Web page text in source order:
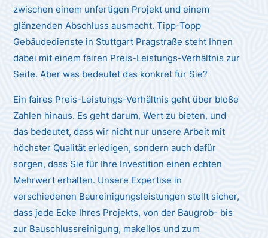
zwischen einem unfertigen Projekt und einem
glänzenden Abschluss ausmacht. Tipp-Topp
Gebäudedienste in Stuttgart Pragstraße steht Ihnen
dabei mit einem fairen Preis-Leistungs-Verhältnis zur
Seite. Aber was bedeutet das konkret für Sie?
Ein faires Preis-Leistungs-Verhältnis geht über bloße
Zahlen hinaus. Es geht darum, Wert zu bieten, und
das bedeutet, dass wir nicht nur unsere Arbeit mit
höchster Qualität erledigen, sondern auch dafür
sorgen, dass Sie für Ihre Investition einen echten
Mehrwert erhalten. Unsere Expertise in
verschiedenen Baureinigungsleistungen stellt sicher,
dass jede Ecke Ihres Projekts, von der Baugrob- bis
zur Bauschlussreinigung, makellos und zum